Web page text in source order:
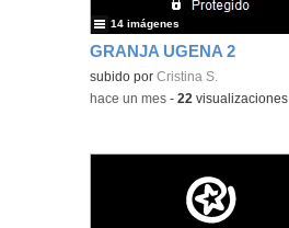
GRANJA UGENA 2
Contenido educativo.
subido porCristina S.
14 imágenes
-hace un mes -22 visualizaciones